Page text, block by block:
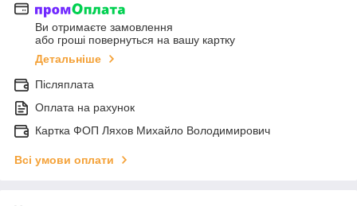
Ви отримаєте замовлення
або гроші повернуться на вашу картку
Детальніше
Післяплата
Оплата на рахунок
Картка ФОП Ляхов Михайло Володимирович
Всі умови оплати